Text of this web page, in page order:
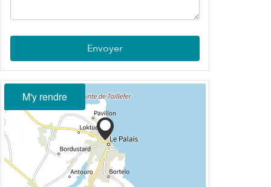
Envoyer
M'y rendre